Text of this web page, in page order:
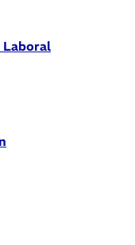
Laboral